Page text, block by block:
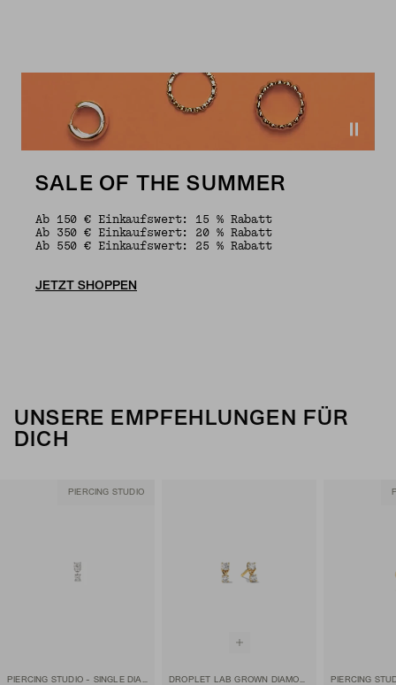
SALE OF THE SUMMER
Ab 150 € Einkaufswert: 15 % Rabatt
Ab 350 € Einkaufswert: 20 % Rabatt
Ab 550 € Einkaufswert: 25 % Rabatt
JETZT SHOPPEN
UNSERE EMPFEHLUNGEN FÜR
DICH
PIERCING STUDIO
PIERCING STUDIO - SINGLE DIAMOND DROPLET STUD DROPLET LAB GROWN DIAMOND STUDS